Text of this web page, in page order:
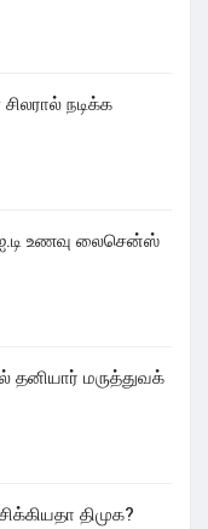
நடிக்க
உணவு லைசென்ஸ்
தனியார் மருத்துவக்
திமுக?